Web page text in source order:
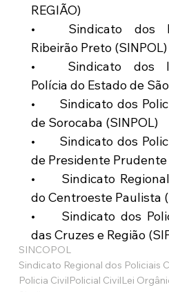
REGIÃO)
•	Sindicato dos Policiais Civis de
Ribeirão Preto (SINPOL)
•	Sindicato dos Investigadores de
Polícia do Estado de
•	Sindicato dos Policiais Civis da Região
de Sorocaba (SINPOL)
•	Sindicato dos Policiais Civis da Região
de Presidente Prudente
•	Sindicato Regional dos Policiais Civis
do Centroeste Paulista
•	Sindicato dos Policiais Civis de Mogi
das Cruzes e Região
SINCOPOL
Sindicato Regional dos Policiais
Policia CivilPolicial CivilLei